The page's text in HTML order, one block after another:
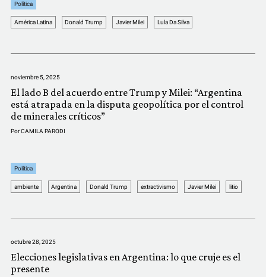
Política
América Latina Donald Trump Javier Milei Lula Da Silva
noviembre 5, 2025
El lado B del acuerdo entre Trump y Milei: “Argentina
está atrapada en la disputa geopolítica por el control
de minerales críticos”
PorCAMILA PARODI
Política
ambiente Argentina Donald Trump extractivismo Javier Milei litio
octubre 28, 2025
Elecciones legislativas en Argentina: lo que cruje es el
presente